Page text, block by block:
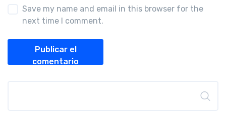
Save my name and email in this browser for the
next time I comment.
Publicar el
comentario